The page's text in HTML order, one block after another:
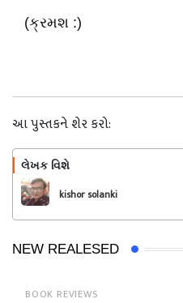
(ક્રમશ :)
આ પુસ્તકને શેર કરો:
લેખક વિશે
kishor solanki
NEW REALESED
BOOK REVIEWS